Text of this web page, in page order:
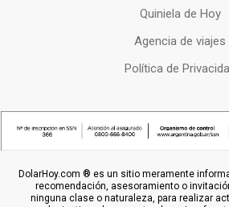
Quiniela de Hoy
Agencia de viajes
Política de
DolarHoy.com ® es un sitio meramente
recomendación, asesoramiento o
ninguna clase o naturaleza, para realizar